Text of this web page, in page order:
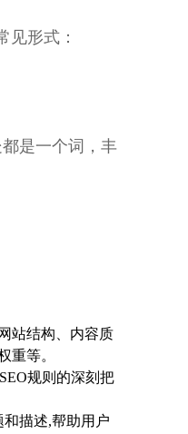
形式：
是一个词，丰
站结构、内容质
重等。
规则的深刻把
描述,帮助用户